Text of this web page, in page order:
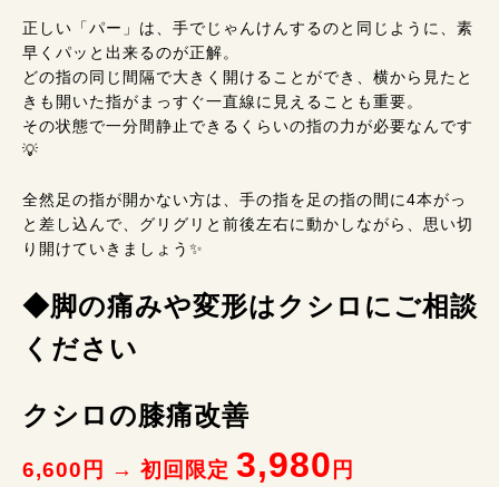
正しい「パー」は、手でじゃんけんするのと同じように、素
早くパッと出来るのが正解。
どの指の同じ間隔で大きく開けることができ、横から見たと
きも開いた指がまっすぐ一直線に見えることも重要。
その状態で一分間静止できるくらいの指の力が必要なんです
💡
全然足の指が開かない方は、手の指を足の指の間に4本がっ
と差し込んで、グリグリと前後左右に動かしながら、思い切
り開けていきましょう✨️
◆脚の痛みや変形はクシロにご相談
ください
クシロの膝痛改善
6,600円 → 初回限定 3,980 円